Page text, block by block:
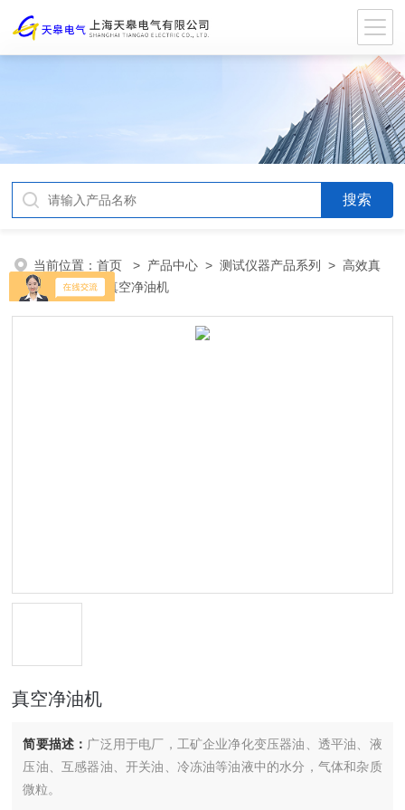
当前位置：首页 > 产品中心 >测试仪器产品系列 >高效真
空滤油机> 真空净油机
真空净油机
简要描述： 广泛用于电厂，工矿企业净化变压器油、透平油、液
压油、互感器油、开关油、冷冻油等油液中的水分，气体和杂质
微粒。